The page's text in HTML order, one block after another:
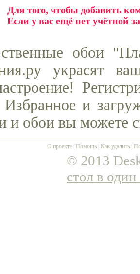
Для того, чтобы добавить
Если у вас ещё нет учётной
обои
украсят
и
и обои вы можете
О проекте Помощь Как удалить
© 2013
стол в